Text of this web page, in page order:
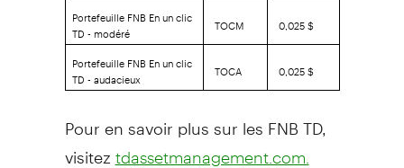
Portefeuille FNB En un clic
TD - modéré TOCM
0,025 $
Portefeuille FNB En un clic
TD - audacieux TOCA 0,025 $
Pour en savoir plus sur les FNB TD,
visitez tdassetmanagement.com.